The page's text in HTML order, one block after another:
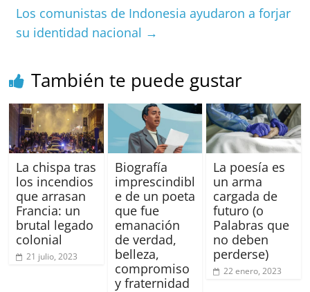
k
Los comunistas de Indonesia ayudaron a forjar
su identidad nacional →
También te puede gustar
La chispa tras
los incendios
que arrasan
Francia: un
brutal legado
colonial
21 julio, 2023
Biografía
imprescindibl
e de un poeta
que fue
emanación
de verdad,
belleza,
compromiso
y fraternidad
La poesía es
un arma
cargada de
futuro (o
Palabras que
no deben
perderse)
22 enero, 2023